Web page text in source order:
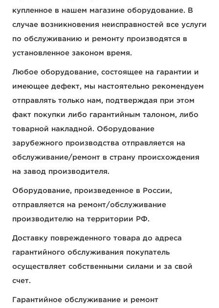
купленное в нашем магазине оборудование. В
случае возникновения неисправностей все услуги
по обслуживанию и ремонту производятся в
установленное законом время.
Любое оборудование, состоящее на гарантии и
имеющее дефект, мы настоятельно рекомендуем
отправлять только нам, подтверждая при этом
факт покупки либо гарантийным талоном, либо
товарной накладной. Оборудование
зарубежного производства отправляется на
обслуживание/ремонт в страну происхождения
на завод производителя.
Оборудование, произведенное в России,
отправляется на ремонт/обслуживание
производителю на территории РФ.
Доставку поврежденного товара до адреса
гарантийного обслуживания покупатель
осуществляет собственными силами и за свой
счет.
Гарантийное обслуживание и ремонт